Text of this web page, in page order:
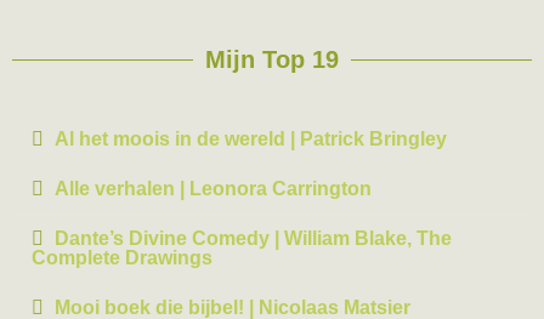
Mijn Top 19
Al het moois in de wereld | Patrick Bringley
Alle verhalen | Leonora Carrington
Dante’s Divine Comedy | William Blake, The
Complete Drawings
Mooi boek die bijbel! | Nicolaas Matsier